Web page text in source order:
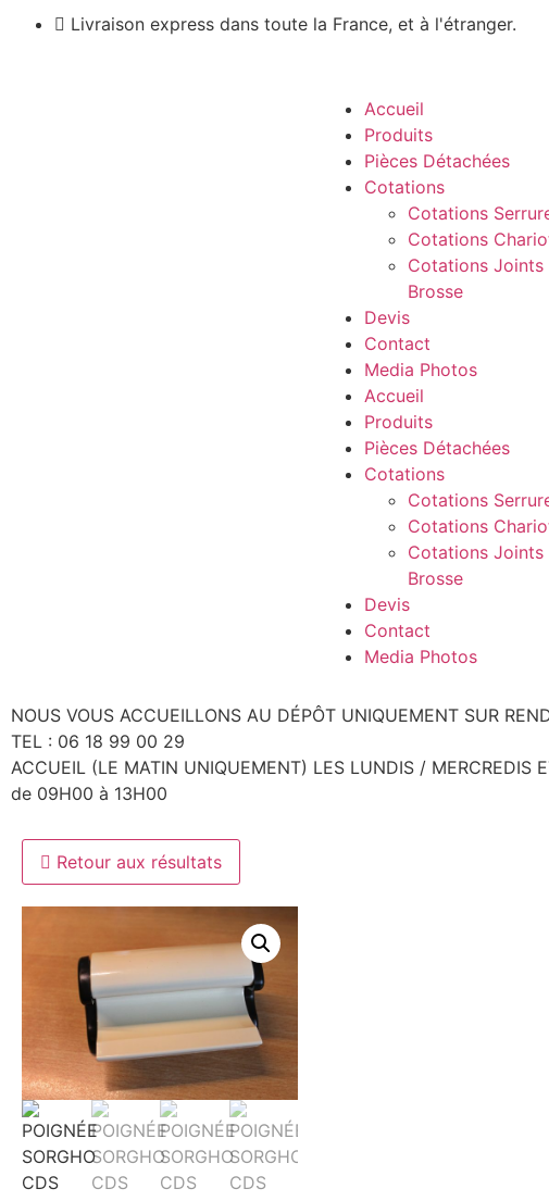
Livraison express dans toute la France, et à l'étranger.
Accueil
Produits
Pièces Détachées
Cotations
Cotations
Cotations
Cotations Joints
Brosse
Devis
Contact
Media Photos
Accueil
Produits
Pièces Détachées
Cotations
Cotations
Cotations
Cotations Joints
Brosse
Devis
Contact
Media Photos
NOUS VOUS ACCUEILLONS AU DÉPÔT UNIQUEMENT SUR
TEL : 06 18 99 00 29
ACCUEIL (LE MATIN UNIQUEMENT) LES LUNDIS / MERCREDIS
de 09H00 à 13H00
Retour aux résultats